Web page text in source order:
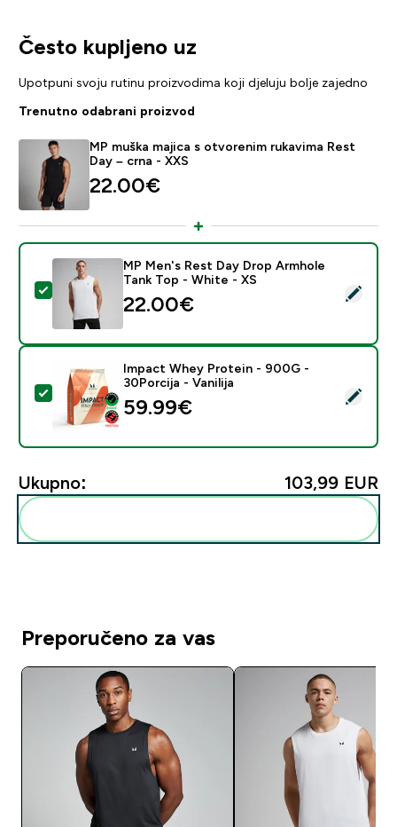
Često kupljeno uz
Upotpuni svoju rutinu proizvodima koji djeluju bolje zajedno
Trenutno odabrani proizvod
MP muška majica s otvorenim rukavima Rest
Day – crna - XXS
22.00€‎
Odaberi ovaj proizvod - MP Men's Rest Day Drop
MP Men's Rest Day Drop Armhole
Tank Top - White - XS
22.00€‎
Odaberi ovaj proizvod - Impact Whey Protein - 900G
Impact Whey Protein - 900G -
30Porcija - Vanilija
59.99€‎
Ukupno: 103,99 EUR‎
Preporučeno za vas